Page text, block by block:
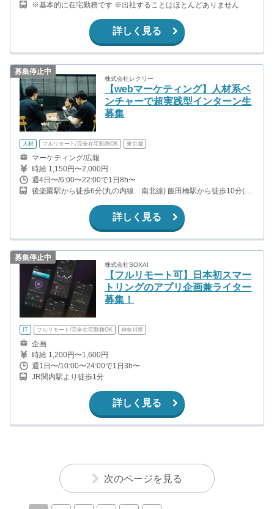
※基本的に在宅勤務です ※出社することはほとんどありません
詳しく見る
募集停止中
株式会社レクリー
【webマーケティング】人材系ベ
ンチャーで超実践型インターン生
募集
人材 フルリモート/完全在宅勤務OK 東京都
マーケティング/広報
時給 1,150円〜2,000円
週4日〜/6:00〜22:00で1日8h〜
後楽園駅から徒歩6分(丸の内線 南北線) 飯田橋駅から徒歩10分(東
詳しく見る
募集停止中
株式会社SOXAI
【フルリモート可】日本初スマー
トリングのアプリ企画兼ライター
募集！
IT フルリモート/完全在宅勤務OK 神奈川県
企画
時給 1,200円〜1,600円
週1日〜/10:00〜24:00で1日3h〜
JR関内駅より徒歩1分
詳しく見る
次のページを見る